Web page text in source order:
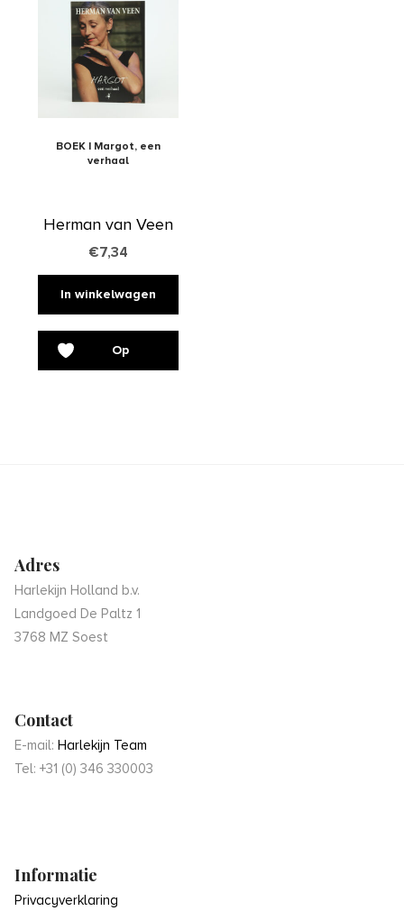
BOEK | Margot, een
verhaal
Herman van Veen
€7,34
In winkelwagen
Op
Adres
Harlekijn Holland b.v.
Landgoed De Paltz 1
3768 MZ Soest
Contact
E-mail: Harlekijn Team
Tel: +31 (0) 346 330003
Informatie
Privacyverklaring